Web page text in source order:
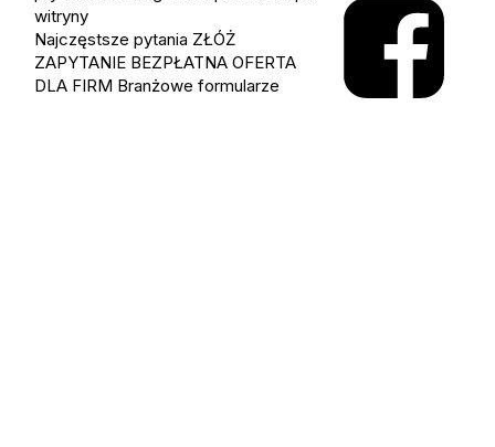
witryny
Najczęstsze pytania ZŁÓŻ
ZAPYTANIE BEZPŁATNA OFERTA
DLA FIRM Branżowe formularze